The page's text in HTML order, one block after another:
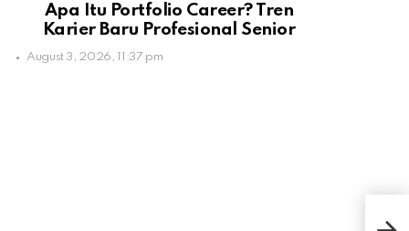
Apa Itu Portfolio Career? Tren
Karier Baru Profesional Senior
August 3, 2026, 11:37 pm